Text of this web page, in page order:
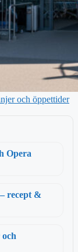
och öppettider
Opera
recept &